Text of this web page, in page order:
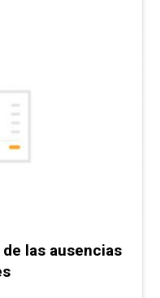
las ausencias